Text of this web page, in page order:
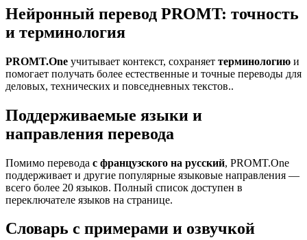
Нейронный перевод PROMT: точность
и терминология
PROMT.One учитывает контекст, сохраняет терминологию и
помогает получать более естественные и точные переводы для
деловых, технических и повседневных текстов..
Поддерживаемые языки и
направления перевода
Помимо перевода с французского на русский, PROMT.One
поддерживает и другие популярные языковые направления —
всего более 20 языков. Полный список доступен в
переключателе языков на странице.
Словарь с примерами и озвучкой